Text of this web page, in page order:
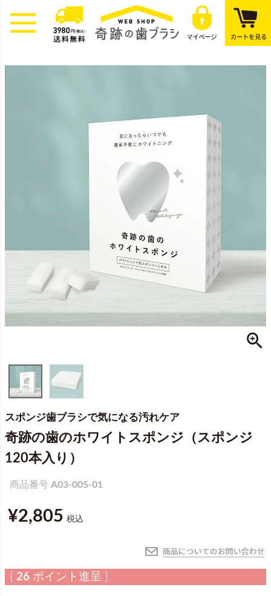
スポンジ歯ブラシで気になる汚れケア
奇跡の歯のホワイトスポンジ（スポンジ
120本入り）
商品番号 A03-005-01
¥2,805 税込
26 ポイント進呈 ]